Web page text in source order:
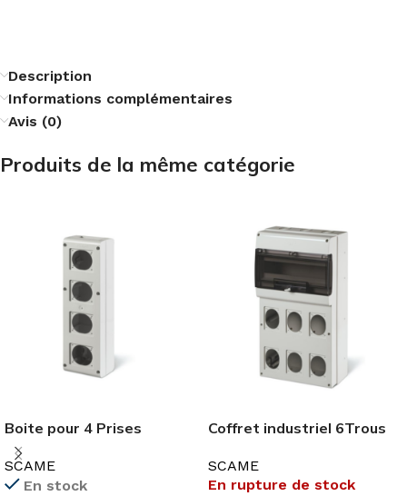
Description
Informations complémentaires
Avis (0)
Produits de la même catégorie
Boite pour 4 Prises
Industriel IP66 SCAME
SCAME
En stock
Coffret industriel 6Trous
SCAME
En rupture de stock